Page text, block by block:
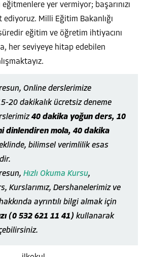
eğitmenlere yer vermiyor; başarınızı
Milli Eğitim Bakanlığı
eğitim ve öğretim ihtiyacını
her seviyeye hitap edebilen
Online derslerimize
20 dakikalık ücretsiz deneme
40 dakika yoğun ders, 10
dinlendiren mola, 40 dakika
bilimsel verimlilik esas
Hızlı Okuma Kursu,
Kurslarımız, Dershanelerimiz ve
ayrıntılı bilgi almak için
(0 532 621 11 41) kullanarak